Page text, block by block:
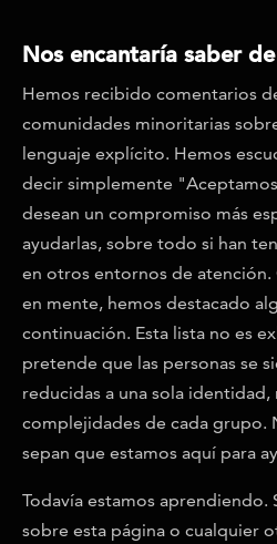
Nos encantaría saber
Hemos recibido comentarios
comunidades minoritarias
lenguaje explícito. Hemos
decir simplemente
desean un compromiso más
ayudarlas, sobre todo si han
en otros entornos de
en mente, hemos destacado
continuación. Esta lista no es
pretende que las personas se
reducidas a una sola identidad,
complejidades de cada grupo.
sepan que estamos aquí para
Todavía estamos aprendiendo.
sobre esta página o cualquier